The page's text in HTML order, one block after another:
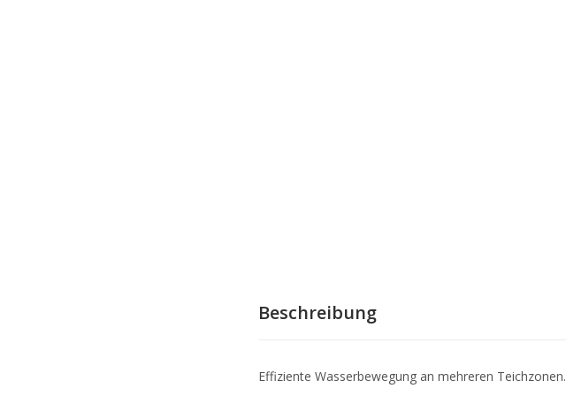
Beschreibung
Effiziente Wasserbewegung an mehreren Teichzonen.